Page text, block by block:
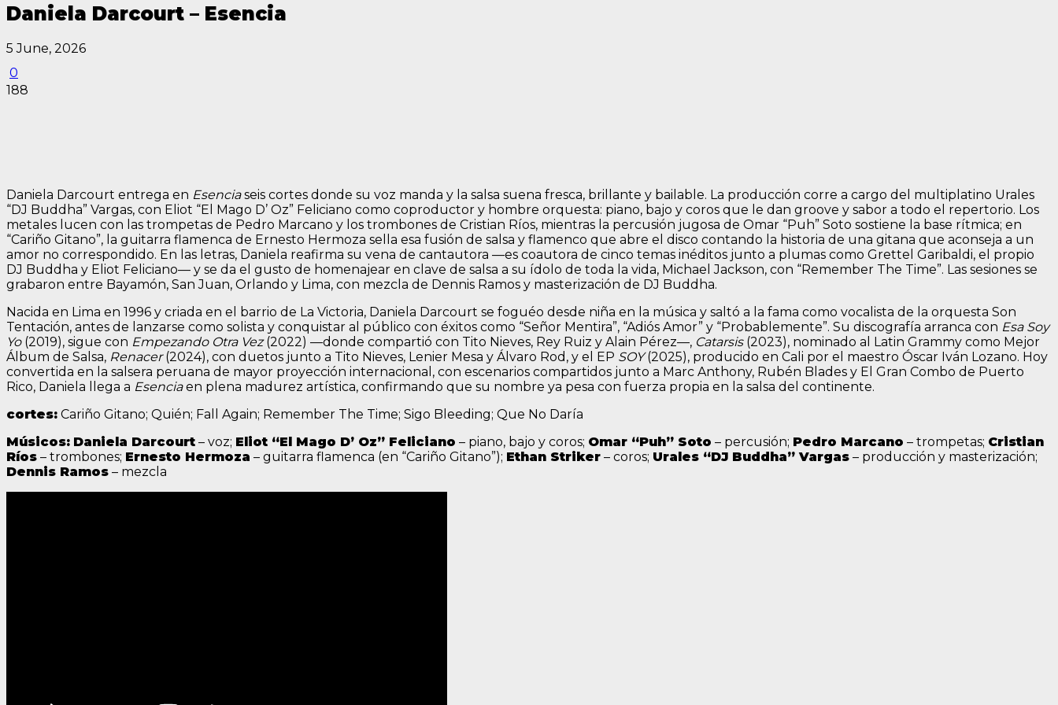
Daniela Darcourt – Esencia
5 June, 2026
0
188
Daniela Darcourt entrega en Esenciaseis cortes donde su voz manda y la salsa suena fresca, brillante y bailable. La producción corre a cargo del multiplatino Urales
“DJ Buddha” Vargas, con Eliot “El Mago D’ Oz” Feliciano como coproductor y hombre orquesta: piano, bajo y coros que le dan groove y sabor a todo el repertorio. Los
metales lucen con las trompetas de Pedro Marcano y los trombones de Cristian Ríos, mientras la percusión jugosa de Omar “Puh” Soto sostiene la base rítmica; en
“Cariño Gitano”, la guitarra flamenca de Ernesto Hermoza sella esa fusión de salsa y flamenco que abre el disco contando la historia de una gitana que aconseja a un
amor no correspondido. En las letras, Daniela reafirma su vena de cantautora —es coautora de cinco temas inéditos junto a plumas como Grettel Garibaldi, el propio
DJ Buddha y Eliot Feliciano— y se da el gusto de homenajear en clave de salsa a su ídolo de toda la vida, Michael Jackson, con “Remember The Time”. Las sesiones se
grabaron entre Bayamón, San Juan, Orlando y Lima, con mezcla de Dennis Ramos y masterización de DJ Buddha.
Nacida en Lima en 1996 y criada en el barrio de La Victoria, Daniela Darcourt se foguéo desde niña en la música y saltó a la fama como vocalista de la orquesta Son
Tentación, antes de lanzarse como solista y conquistar al público con éxitos como “Señor Mentira”, “Adiós Amor” y “Probablemente”. Su discografía arranca con Esa Soy
Yo(2019), sigue con Empezando Otra Vez(2022) —donde compartió con Tito Nieves, Rey Ruiz y Alain Pérez—, Catarsis(2023), nominado al Latin Grammy como Mejor
Álbum de Salsa, Renacer(2024), con duetos junto a Tito Nieves, Lenier Mesa y Álvaro Rod, y el EP SOY(2025), producido en Cali por el maestro Óscar Iván Lozano. Hoy
convertida en la salsera peruana de mayor proyección internacional, con escenarios compartidos junto a Marc Anthony, Rubén Blades y El Gran Combo de Puerto
Rico, Daniela llega a Esenciaen plena madurez artística, confirmando que su nombre ya pesa con fuerza propia en la salsa del continente.
cortes: Cariño Gitano; Quién; Fall Again; Remember The Time; Sigo Bleeding; Que No Daría
Músicos: Daniela Darcourt – voz; Eliot “El Mago D’ Oz” Feliciano – piano, bajo y coros; Omar “Puh” Soto – percusión; Pedro Marcano – trompetas; Cristian
Ríos – trombones; Ernesto Hermoza – guitarra flamenca (en “Cariño Gitano”); Ethan Striker – coros; Urales “DJ Buddha” Vargas – producción y masterización;
Dennis Ramos – mezcla